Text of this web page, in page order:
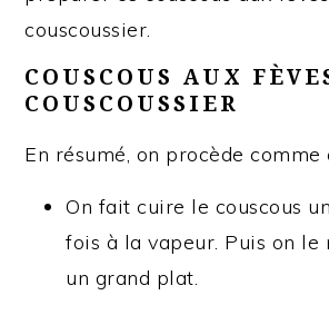
couscoussier.
COUSCOUS AUX
COUSCOUSSIER
En résumé, on procède comme
On fait cuire le couscous
fois à la vapeur. Puis on le
un grand plat.